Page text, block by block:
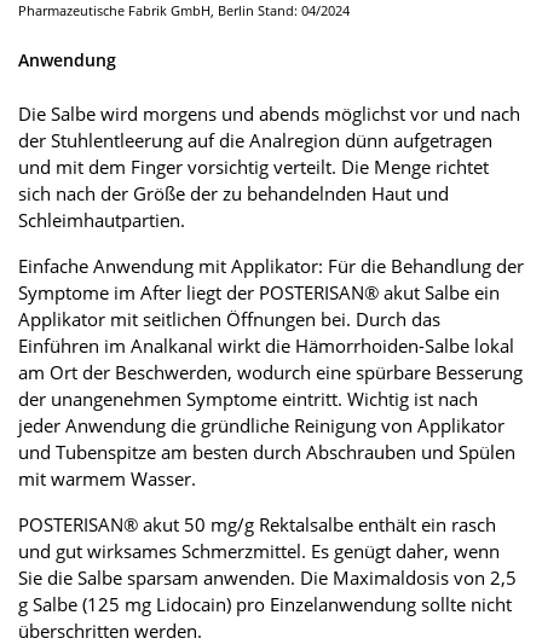
Pharmazeutische Fabrik GmbH, Berlin Stand: 04/2024
Anwendung
Die Salbe wird morgens und abends möglichst vor und nach
der Stuhlentleerung auf die Analregion dünn aufgetragen
und mit dem Finger vorsichtig verteilt. Die Menge richtet
sich nach der Größe der zu behandelnden Haut und
Schleimhautpartien.
Einfache Anwendung mit Applikator: Für die Behandlung der
Symptome im After liegt der POSTERISAN® akut Salbe ein
Applikator mit seitlichen Öffnungen bei. Durch das
Einführen im Analkanal wirkt die Hämorrhoiden-Salbe lokal
am Ort der Beschwerden, wodurch eine spürbare Besserung
der unangenehmen Symptome eintritt. Wichtig ist nach
jeder Anwendung die gründliche Reinigung von Applikator
und Tubenspitze am besten durch Abschrauben und Spülen
mit warmem Wasser.
POSTERISAN® akut 50 mg/g Rektalsalbe enthält ein rasch
und gut wirksames Schmerzmittel. Es genügt daher, wenn
Sie die Salbe sparsam anwenden. Die Maximaldosis von 2,5
g Salbe (125 mg Lidocain) pro Einzelanwendung sollte nicht
überschritten werden.